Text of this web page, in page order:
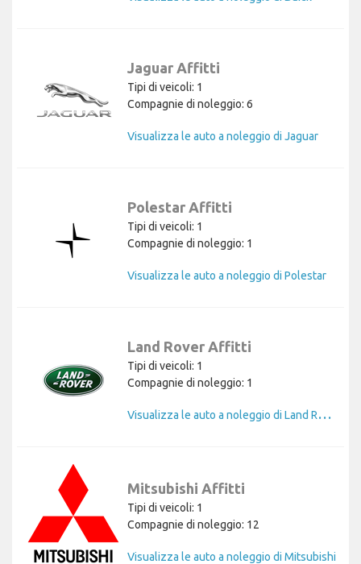
Jaguar Affitti
Tipi di veicoli: 1
Compagnie di noleggio: 6
Visualizza le auto a noleggio di Jaguar
Polestar Affitti
Tipi di veicoli: 1
Compagnie di noleggio: 1
Visualizza le auto a noleggio di Polestar
Land Rover Affitti
Tipi di veicoli: 1
Compagnie di noleggio: 1
V
isualizza le auto a noleggio di Land Rover
Mitsubishi Affitti
Tipi di veicoli: 1
Compagnie di noleggio: 12
Visualizza le auto a noleggio di Mitsubishi